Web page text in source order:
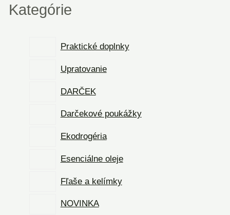
Kategórie
Praktické doplnky
Upratovanie
DARČEK
Darčekové poukážky
Ekodrogéria
Esenciálne oleje
Fľaše a kelímky
NOVINKA